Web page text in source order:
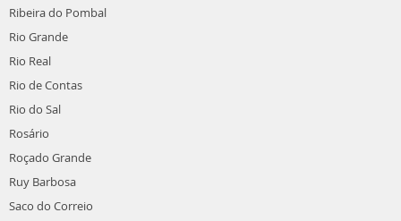
Ribeira do Pombal
Rio Grande
Rio Real
Rio de Contas
Rio do Sal
Rosário
Roçado Grande
Ruy Barbosa
Saco do Correio